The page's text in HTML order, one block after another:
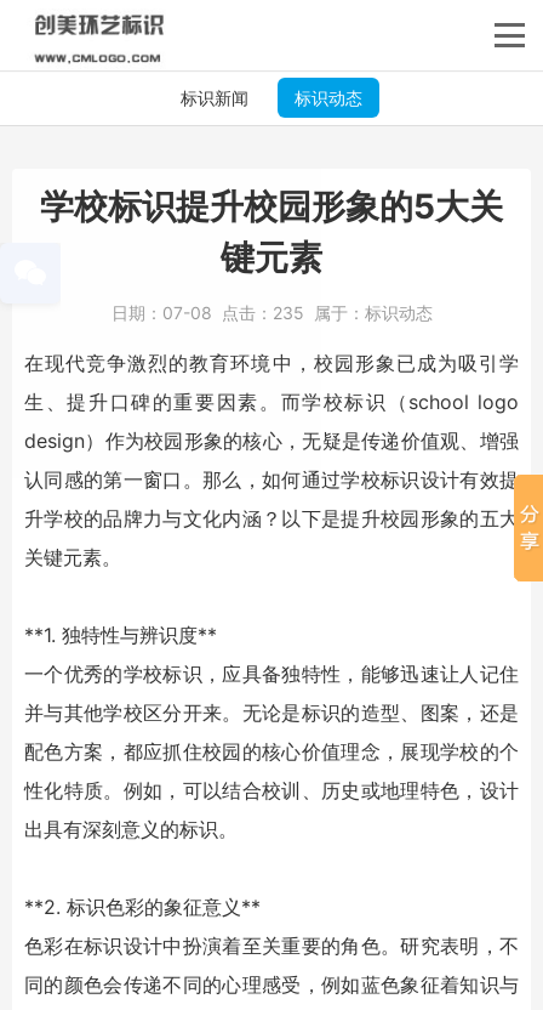
标识新闻 标识动态
学校标识提升校园形象的5大关
键元素
日期： 07-08 点击： 235 属于： 标识动态
在现代竞争激烈的教育环境中，校园形象已成为吸引学
生、提升口碑的重要因素。而学校标识
（school logo
design）作为校园形象的核心，无疑是传递价值观、增强
认同感的第一窗口。那么，如何通过学校标识设计有效提
升学校的品牌力与文化内涵？以下是提升校园形象的五大
关键元素。
**1. 独特性与辨识度**
一个优秀的学校标识 ，应具备独特性，能够迅速让人记住
并与其他学校区分开来。无论是标识的造型、图案，还是
配色方案，都应抓住校园的核心价值理念，展现学校的个
性化特质。例如，可以结合校训、历史或地理特色，设计
出具有深刻意义的标识。
**2. 标识色彩的象征意义**
色彩在标识设计中扮演着至关重要的角色。研究表明，不
同的颜色会传递不同的心理感受，例如蓝色象征着知识与